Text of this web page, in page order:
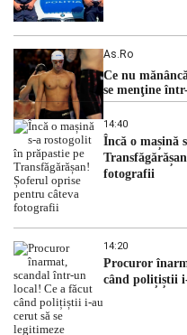
As.ro
Ce nu
se menţine
14:40
Încă o mașină
fotografii
14:20
Procuror
când polițiștii